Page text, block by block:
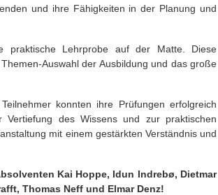
und ihre Fähigkeiten in der Planung und
praktische Lehrprobe auf der Matte. Diese
Auswahl der Ausbildung und das große
konnten ihre Prüfungen erfolgreich
des Wissens und zur praktischen
mit einem gestärkten Verständnis und
Kai Hoppe, Idun Indrebø, Dietmar
Thomas Neff und Elmar Denz!